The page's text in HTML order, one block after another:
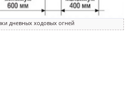
дневных ходовых огней